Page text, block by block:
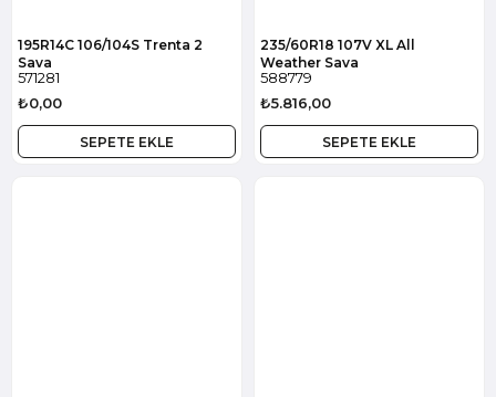
195R14C 106/104S Trenta 2
Sava
571281
₺0,00
SEPETE EKLE
235/60R18 107V XL All
Weather Sava
588779
₺5.816,00
SEPETE EKLE